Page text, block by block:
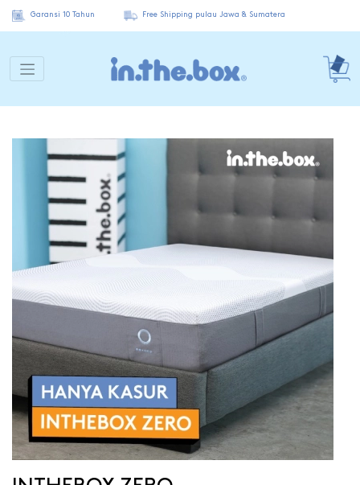
Garansi 10 Tahun Free Shipping pulau Jawa & Sumatera